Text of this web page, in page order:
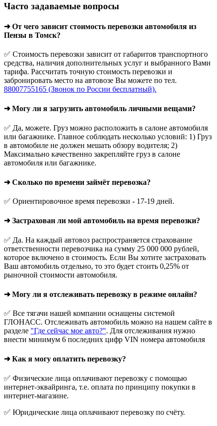
Часто задаваемые вопросы
➜ От чего зависит стоимость перевозки автомобиля из
Пензы в Томск?
✅ Стоимость перевозки зависит от габаритов транспортного
средства, наличия дополнительных услуг и выбранного Вами
тарифа. Рассчитать точную стоимость перевозки и
забронировать место на автовозе Вы можете по тел.
88007755165 (Звонок по России бесплатный).
➜ Могу ли я загрузить автомобиль личными вещами?
✅ Да, можете. Груз можно расположить в салоне автомобиля
или багажнике. Главное соблюдать несколько условий: 1) Груз
в автомобиле не должен мешать обзору водителя; 2)
Максимально качественно закрепляйте груз в салоне
автомобиля или багажнике.
➜ Сколько по времени займёт перевозка?
✅ Ориентировочное время перевозки - 17-19 дней.
➜ Застрахован ли мой автомобиль на время перевозки?
✅ Да. На каждый автовоз распространяется страхование
ответственности перевозчика на сумму 25 000 000 рублей,
которое включено в стоимость. Если Вы хотите застраховать
Ваш автомобиль отдельно, то это будет стоить 0,25% от
рыночной стоимости автомобиля.
➜ Могу ли я отслеживать перевозку в режиме онлайн?
✅ Все тягачи нашей компании оснащены системой
ГЛОНАСС. Отслеживать автомобиль можно на нашем сайте в
разделе "Где сейчас мое авто?". Для отслеживания нужно
внести минимум 6 последних цифр VIN номера автомобиля
➜ Как я могу оплатить перевозку?
✅ Физические лица оплачивают перевозку с помощью
интернет-эквайринга, т.е. оплата по принципу покупки в
интернет-магазине.
✅ Юридические лица оплачивают перевозку по счёту.